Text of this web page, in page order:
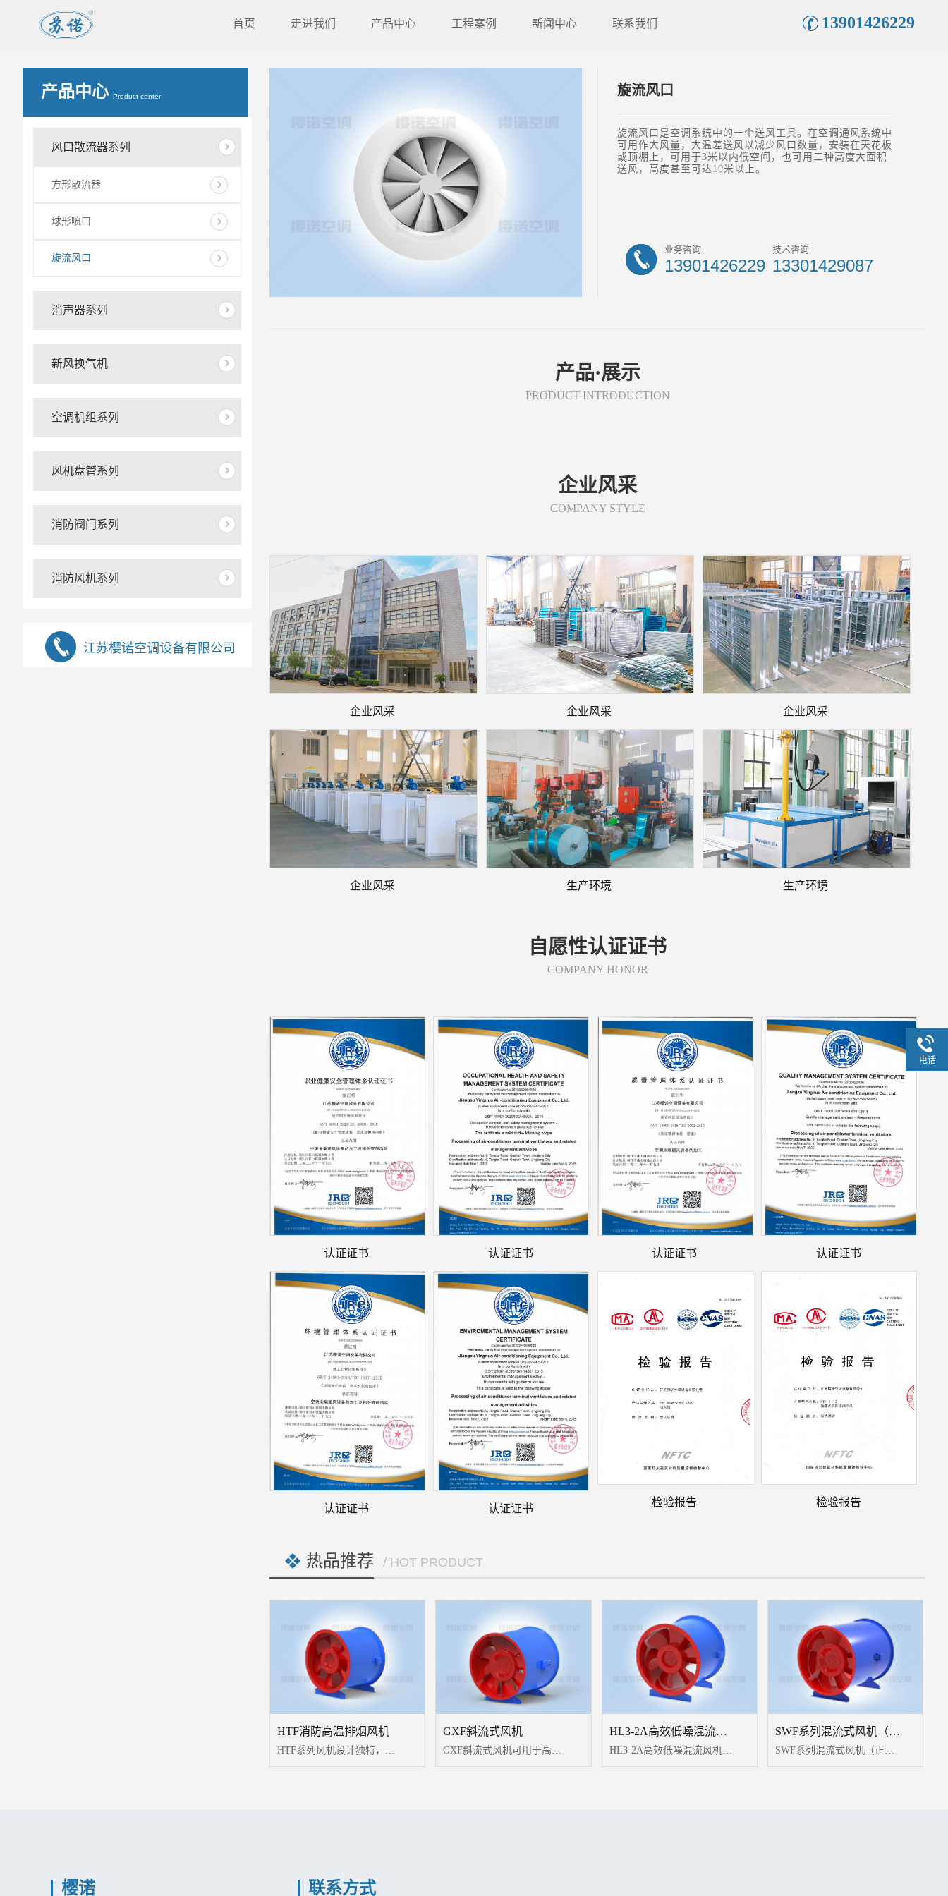
首页 走进我们 产品中心 工程案例 新闻中心 联系我们 13901426229
产品中心 Product center
风口散流器系列
方形散流器
球形喷口
旋流风口
消声器系列
新风换气机
空调机组系列
风机盘管系列
消防阀门系列
消防风机系列
江苏樱诺空调设备有限公司
旋流风口
旋流风口是空调系统中的一个送风工具。在空调通风系统中
可用作大风量，大温差送风以减少风口数量，安装在天花板
或顶棚上，可用于3米以内低空间，也可用二种高度大面积
送风，高度甚至可达10米以上。
业务咨询
13901426229
技术咨询
13301429087
产品·展示
PRODUCT INTRODUCTION
企业风采
COMPANY STYLE
企业风采 企业风采 企业风采
企业风采 生产环境 生产环境
自愿性认证证书
COMPANY HONOR
认证证书 认证证书 认证证书 认证证书
认证证书 认证证书
检验报告 检验报告
热品推荐 / HOT PRODUCT
HTF消防高温排烟风机 GXF斜流式风机 HL3-2A高效低噪混流风机
HL3-2A高效低噪混流风机用于通风换气；适用于地下车库、地下建筑、隧道等场所。具有效率高、节能、低噪音、安装方便等特点。
SWF系列混流式风机（正压送风机）
电话
樱诺 联系方式